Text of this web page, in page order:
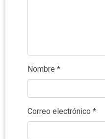
Nombre *
Correo electrónico *